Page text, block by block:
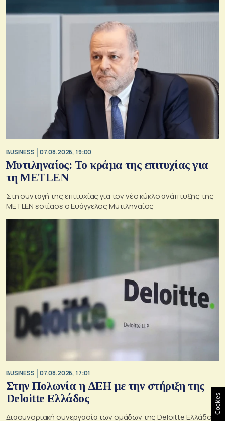
BUSINESS 07.08.2026, 19:00
Μυτιληναίος: Το κράμα της επιτυχίας για
τη METLEN
Στη συνταγή της επιτυχίας για τον νέο κύκλο ανάπτυξης της
METLEN εστίασε ο Ευάγγελος Μυτιληναίος
BUSINESS 07.08.2026, 17:01
Στην Πολωνία η ΔΕΗ με την στήριξη της
Deloitte Ελλάδος
Διασυνοριακή συνεργασία των ομάδων της Deloitte Ελλάδος
Cookies